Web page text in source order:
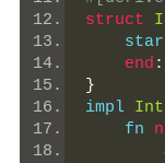
struct
end :
}
impl
    fn